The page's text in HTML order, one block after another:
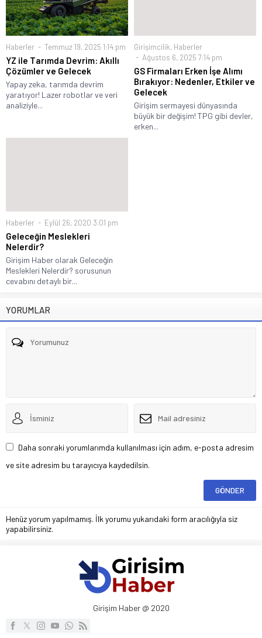
Haberler Temmuz 19, 2025 1:14 pm
YZ ile Tarımda Devrim: Akıllı
Çözümler ve Gelecek
Yapay zeka, tarımda devrim
yaratıyor! Lazer robotlar ve veri
analiziyle...
Girişimcilik, Haberler
Ağustos 6, 2025 7:14 pm
GS Firmaları Erken İşe Alımı
Bırakıyor: Nedenler, Etkiler ve
Gelecek
Girişim sermayesi dünyasında
büyük bir değişim! TPG gibi devler,
erken...
Haberler Eylül 26, 2020 3:01 pm
Geleceğin Meslekleri
Nelerdir?
Girişim Haber olarak Geleceğin
Meslekleri Nelerdir? sorusunun
cevabını detaylı bir...
YORUMLAR
Daha sonraki yorumlarımda kullanılması için adım, e-posta adresim
ve site adresim bu tarayıcıya kaydedilsin.
Henüz yorum yapılmamış. İlk yorumu yukarıdaki form aracılığıyla siz
yapabilirsiniz.
Girişim Haber @ 2020